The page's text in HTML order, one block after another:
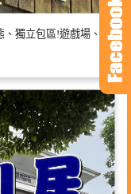
獨立包區!遊戲場、